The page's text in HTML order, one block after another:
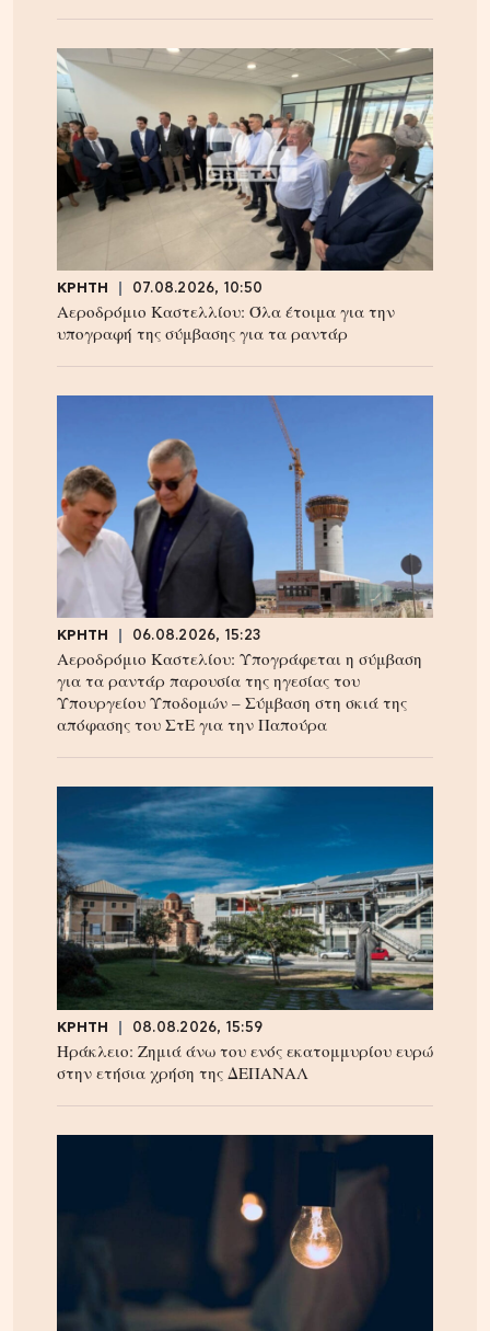
ΚΡΗΤΗ 07.08.2026, 10:50
Αεροδρόμιο Καστελλίου: Όλα έτοιμα για την
υπογραφή της σύμβασης για τα ραντάρ
ΚΡΗΤΗ 06.08.2026, 15:23
Αεροδρόμιο Καστελίου: Υπογράφεται η σύμβαση
για τα ραντάρ παρουσία της ηγεσίας του
Υπουργείου Υποδομών – Σύμβαση στη σκιά της
απόφασης του ΣτΕ για την Παπούρα
ΚΡΗΤΗ 08.08.2026, 15:59
Ηράκλειο: Ζημιά άνω του ενός εκατομμυρίου ευρώ
στην ετήσια χρήση της ΔΕΠΑΝΑΛ